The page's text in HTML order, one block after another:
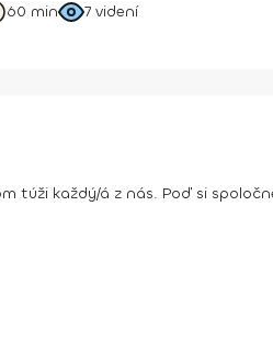
60 min 7 videní
túži každý/á z nás. Poď si